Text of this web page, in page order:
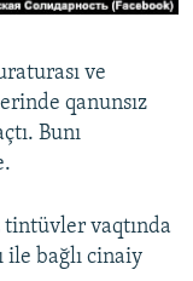
ve
qanunsız
Bunı
tintüvler vaqtında
ile bağlı cinaiy